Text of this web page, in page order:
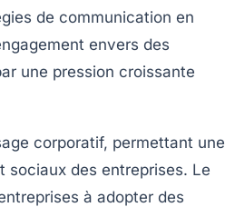
de communication en
envers des
une pression croissante
corporatif, permettant une
des entreprises. Le
à adopter des